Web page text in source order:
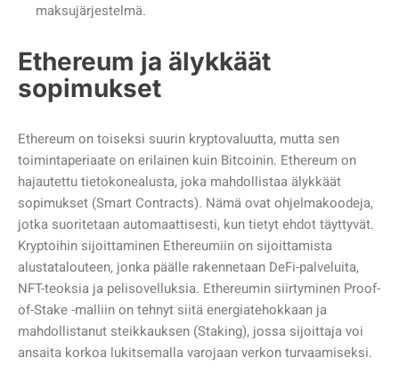
maksujärjestelmä.
Ethereum ja älykkäät
sopimukset
Ethereum on toiseksi suurin kryptovaluutta, mutta sen
toimintaperiaate on erilainen kuin Bitcoinin. Ethereum on
hajautettu tietokonealusta, joka mahdollistaa älykkäät
sopimukset (Smart Contracts). Nämä ovat ohjelmakoodeja,
jotka suoritetaan automaattisesti, kun tietyt ehdot täyttyvät.
Kryptoihin sijoittaminen Ethereumiin on sijoittamista
alustatalouteen, jonka päälle rakennetaan DeFi-palveluita,
NFT-teoksia ja pelisovelluksia. Ethereumin siirtyminen Proof-
of-Stake -malliin on tehnyt siitä energiatehokkaan ja
mahdollistanut steikkauksen (Staking), jossa sijoittaja voi
ansaita korkoa lukitsemalla varojaan verkon turvaamiseksi.